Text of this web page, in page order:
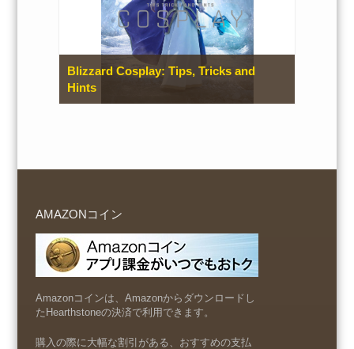
Blizzard Cosplay: Tips, Tricks and
Hints
AMAZONコイン
Amazonコインは、Amazonからダウンロードし
たHearthstoneの決済で利用できます。
購入の際に大幅な割引がある、おすすめの支払